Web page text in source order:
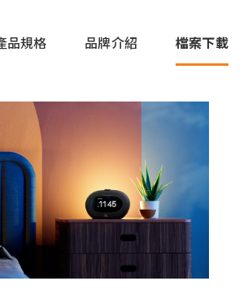
品規格 品牌介紹 檔案下載